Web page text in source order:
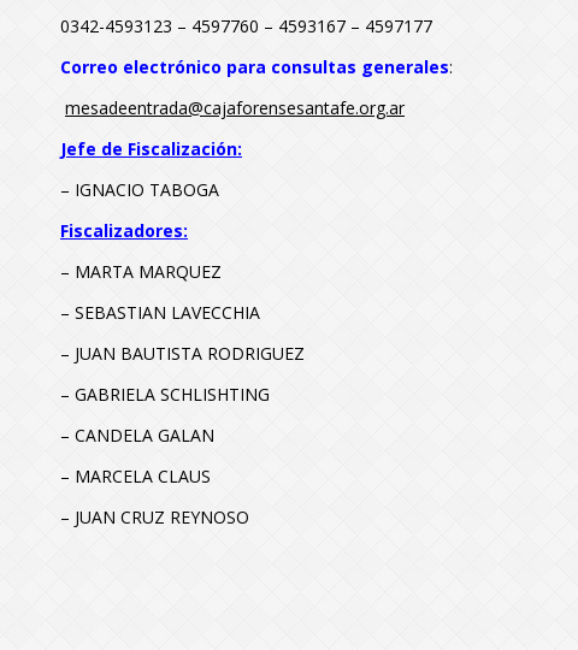
0342-4593123 – 4597760 – 4593167 – 4597177
Correo electrónico para consultas generales:
mesadeentrada@cajaforensesantafe.org.ar
Jefe de Fiscalización:
– IGNACIO TABOGA
Fiscalizadores:
– MARTA MARQUEZ
– SEBASTIAN LAVECCHIA
– JUAN BAUTISTA RODRIGUEZ
– GABRIELA SCHLISHTING
– CANDELA GALAN
– MARCELA CLAUS
– JUAN CRUZ REYNOSO